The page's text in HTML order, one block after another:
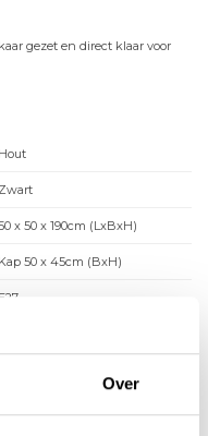
Over
gezet en direct klaar voor
Hout
Zwart
x 50 x 190cm (LxBxH)
Kap 50 x 45cm (BxH)
E27